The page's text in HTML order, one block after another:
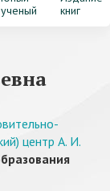
ученый
книг
центр А. И.